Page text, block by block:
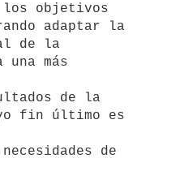
los objetivos
adaptar la
de la
más
de la
fin último es
de